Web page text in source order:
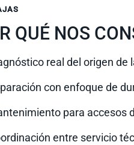
QUÉ NOS
real del origen de
con enfoque de
para accesos
entre servicio